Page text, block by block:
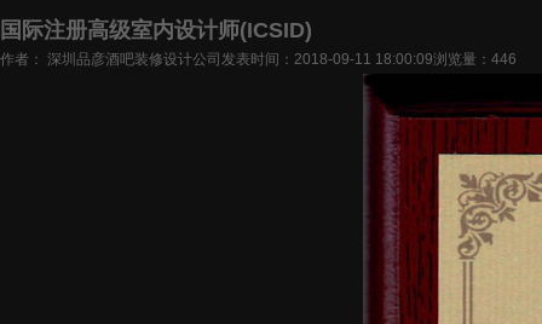
国际注册高级室内设计师(ICSID)
作者： 深圳品彦酒吧装修设计公司 发表时间：2018-09-11 18:00:09浏览量：446